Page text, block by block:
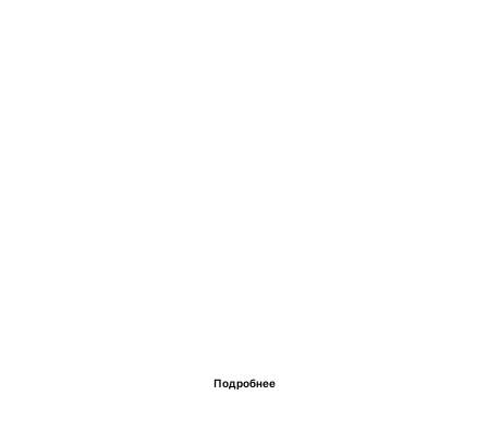
Подробнее